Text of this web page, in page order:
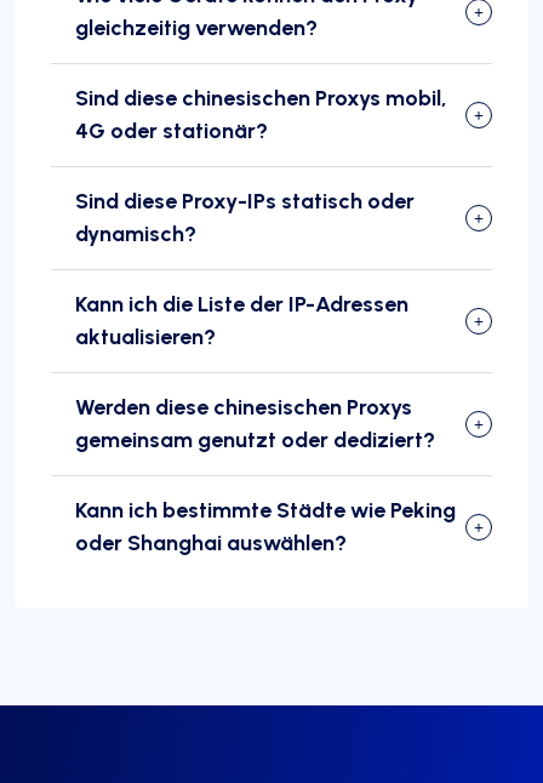
gleichzeitig verwenden?
Sind diese chinesischen Proxys mobil,
4G oder stationär?
Sind diese Proxy-IPs statisch oder
dynamisch?
Kann ich die Liste der IP-Adressen
aktualisieren?
Werden diese chinesischen Proxys
gemeinsam genutzt oder dediziert?
Kann ich bestimmte Städte wie Peking
oder Shanghai auswählen?